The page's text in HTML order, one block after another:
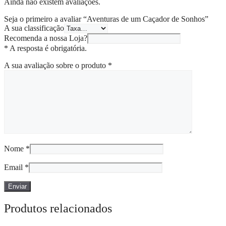
Seja o primeiro a avaliar “Aventuras de um Caçador de Sonhos”
A sua classificação
Recomenda a nossa Loja?
* A resposta é obrigatória.
A sua avaliação sobre o produto *
Nome *
Email *
Produtos relacionados